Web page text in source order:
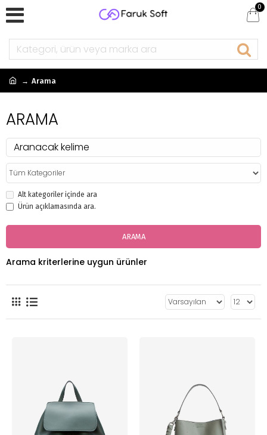
0
Arama
ARAMA
Alt kategoriler içinde ara
Ürün açıklamasında ara.
ARAMA
Arama kriterlerine uygun ürünler